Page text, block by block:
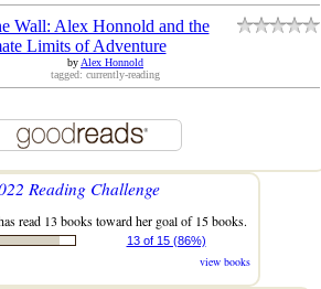
Wall: Alex Honnold and the
Limits of Adventure
by Alex Honnold
tagged: currently-reading
Reading Challenge
read 13 books toward her goal of 15 books.
13 of 15 (86%)
view books